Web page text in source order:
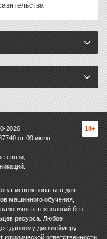
2026
от 09 июля
связи,
18+
использоваться для
машинного обучения,
технологий без
ресурса. Любое
данному дисклеймеру,
юридической ответственности